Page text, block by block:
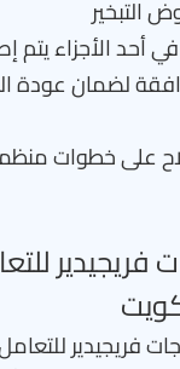
التبخير
الأجزاء يتم
لضمان عودة
على خطوات
فريجيدير
فريجيدير